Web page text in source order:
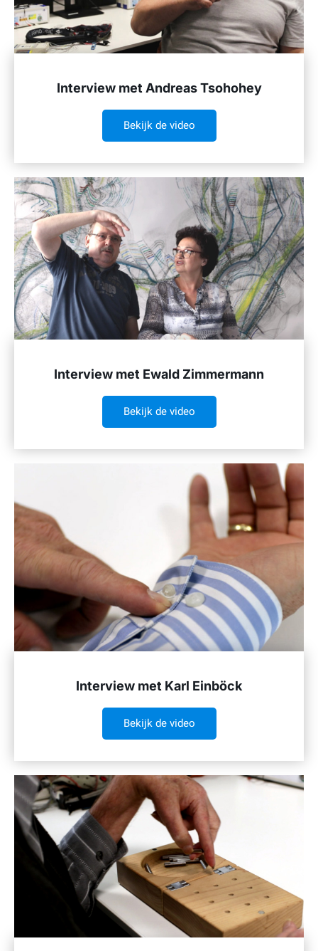
Interview met Andreas Tsohohey
Bekijk de video
Interview met Ewald Zimmermann
Bekijk de video
Interview met Karl Einböck
Bekijk de video